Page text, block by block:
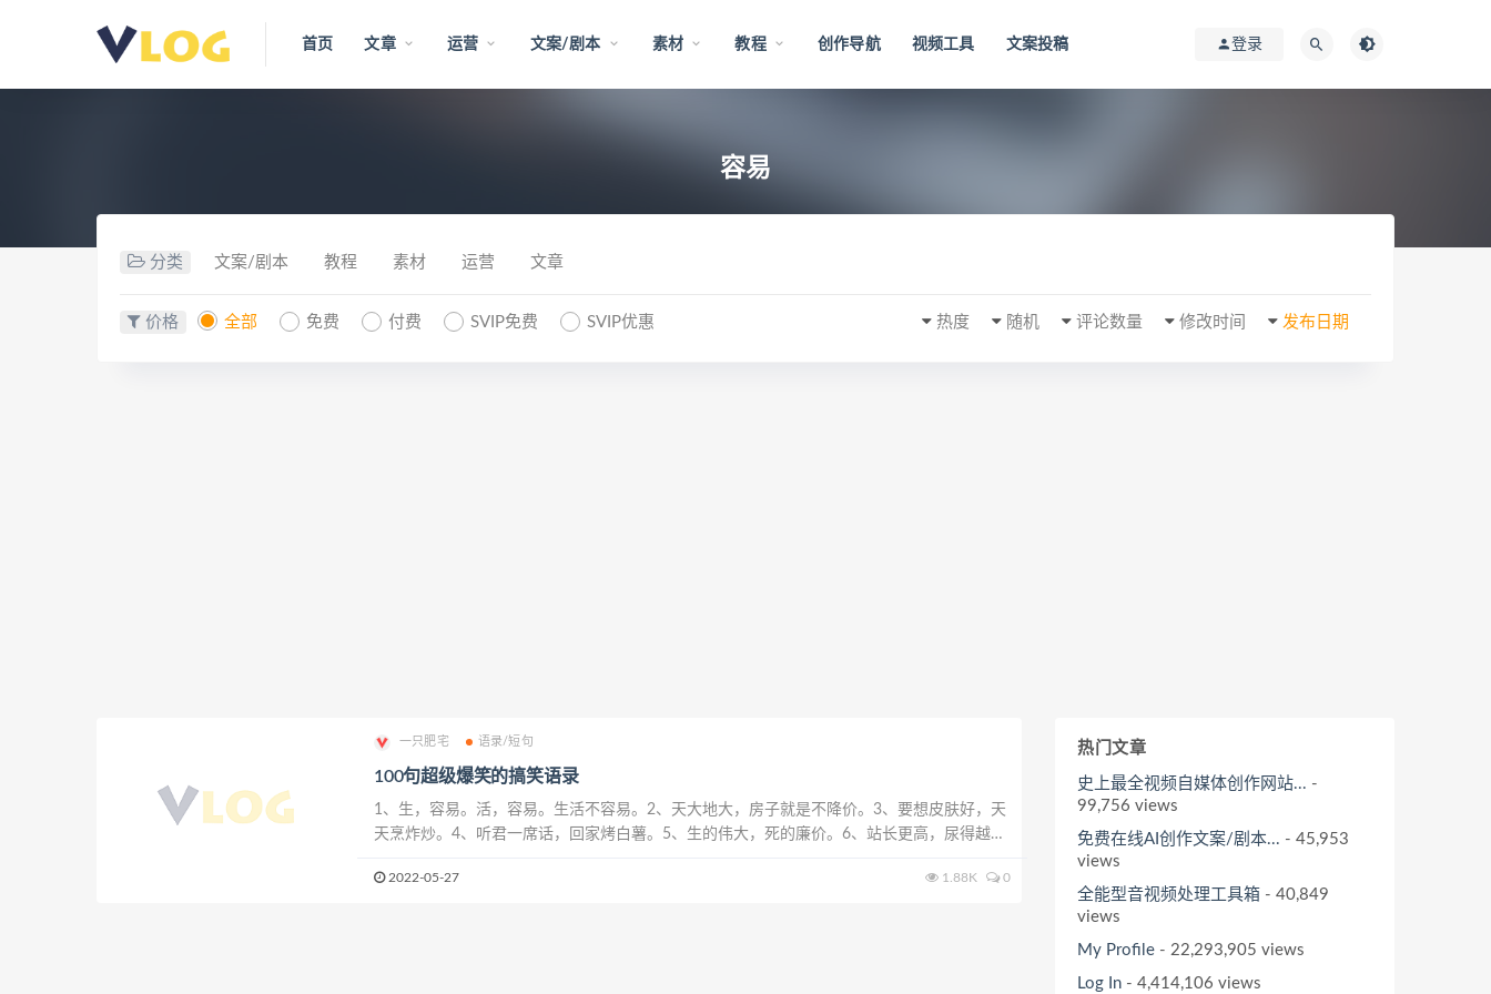
首页 文章 运营 文案/剧本 素材 教程 创作导航 视频工具 文案投稿 登录
容易
分类 文案/剧本 教程 素材 运营 文章
价格 全部 免费 付费 SVIP免费 SVIP优惠 发布日期
修改时间
评论数量
随机
热度
一只肥宅 语录/短句
100句超级爆笑的搞笑语录
1、生，容易。活，容易。生活不容易。2、天大地大，房子就是不降价。3、要想皮肤好，天
天烹炸炒。4、听君一席话，回家烤白薯。5、生的伟大，死的廉价。6、站长更高，尿得越
三下四多挣钱。10、感激伤害我们的人，让他们内疚起...
2022-05-27 1.88K 0
热门文章
史上最全视频自媒体创作网站... -
99,756 views
免费在线AI创作文案/剧本... - 45,953
views
全能型音视频处理工具箱 - 40,849
views
My Profile - 22,293,905 views
Log In - 4,414,106 views